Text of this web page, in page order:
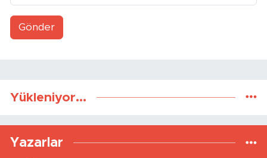
Gönder
Yükleniyor...
Yazarlar